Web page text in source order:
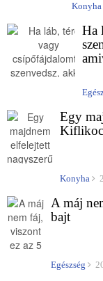
Konyha
Ha
Egy
Konyha
A máj
bajt
Egészség